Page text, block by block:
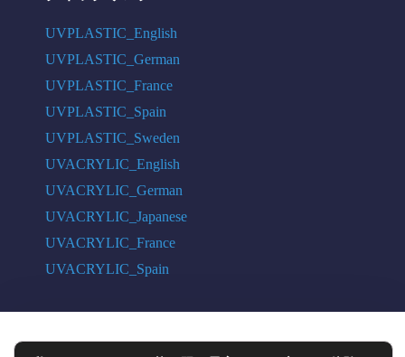
UVPLASTIC_English
UVPLASTIC_German
UVPLASTIC_France
UVPLASTIC_Spain
UVPLASTIC_Sweden
UVACRYLIC_English
UVACRYLIC_German
UVACRYLIC_Japanese
UVACRYLIC_France
UVACRYLIC_Spain